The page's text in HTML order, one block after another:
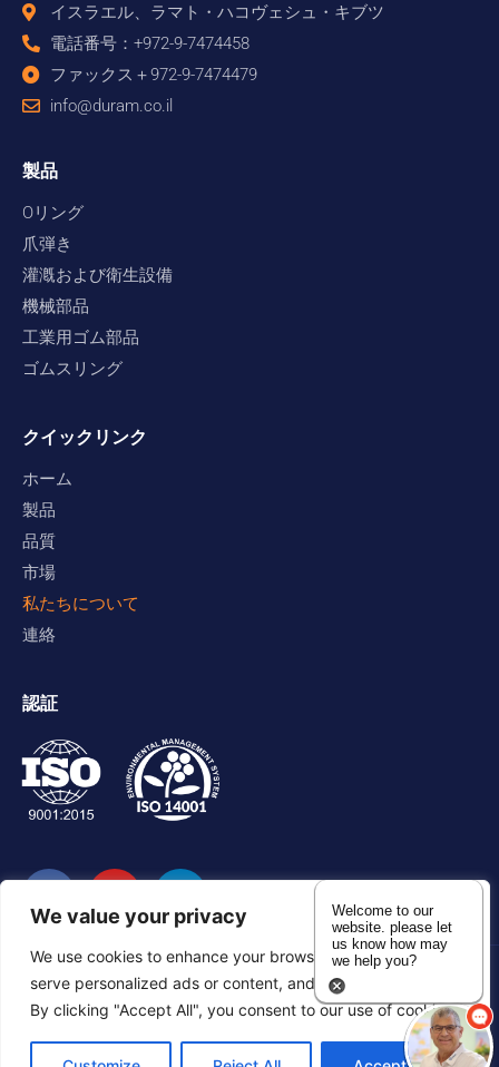
We value your privacy
We use cookies to enhance your browsing experience,
serve personalized ads or content, and analyze our traffic.
By clicking "Accept All", you consent to our use of cookies.
イスラエル、ラマト・ハコヴェシュ・キブツ
電話番号：+972-9-7474458
ファックス＋972-9-7474479
info@duram.co.il
製品
Oリング
爪弾き
灌漑および衛生設備
機械部品
工業用ゴム部品
ゴムスリング
クイックリンク
ホーム
製品
品質
市場
私たちについて
連絡
認証
プライバシーポリシー アクセシビリティステートメント
サイトマップ
Welcome to our
website. please let
us know how may
we help you?